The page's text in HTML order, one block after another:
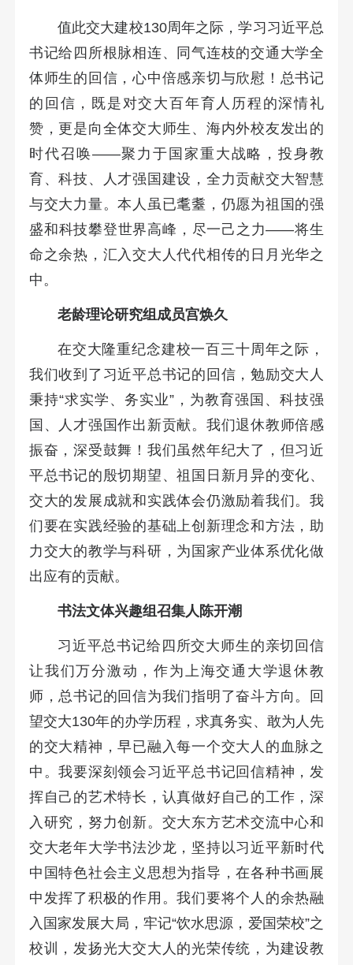
值此交大建校130周年之际，学习习近平总
书记给四所根脉相连、同气连枝的交通大学全
体师生的回信，心中倍感亲切与欣慰！总书记
的回信，既是对交大百年育人历程的深情礼
赞，更是向全体交大师生、海内外校友发出的
时代召唤——聚力于国家重大战略，投身教
育、科技、人才强国建设，全力贡献交大智慧
与交大力量。本人虽已耄耋，仍愿为祖国的强
盛和科技攀登世界高峰，尽一己之力——将生
命之余热，汇入交大人代代相传的日月光华之
中。
老龄理论研究组成员宫焕久
在交大隆重纪念建校一百三十周年之际，
我们收到了习近平总书记的回信，勉励交大人
秉持“求实学、务实业”，为教育强国、科技强
国、人才强国作出新贡献。我们退休教师倍感
振奋，深受鼓舞！我们虽然年纪大了，但习近
平总书记的殷切期望、祖国日新月异的变化、
交大的发展成就和实践体会仍激励着我们。我
们要在实践经验的基础上创新理念和方法，助
力交大的教学与科研，为国家产业体系优化做
出应有的贡献。
书法文体兴趣组召集人陈开潮
习近平总书记给四所交大师生的亲切回信
让我们万分激动，作为上海交通大学退休教
师，总书记的回信为我们指明了奋斗方向。回
望交大130年的办学历程，求真务实、敢为人先
的交大精神，早已融入每一个交大人的血脉之
中。我要深刻领会习近平总书记回信精神，发
挥自己的艺术特长，认真做好自己的工作，深
入研究，努力创新。交大东方艺术交流中心和
交大老年大学书法沙龙，坚持以习近平新时代
中国特色社会主义思想为指导，在各种书画展
中发挥了积极的作用。我们要将个人的余热融
入国家发展大局，牢记“饮水思源，爱国荣校”之
校训，发扬光大交大人的光荣传统，为建设教